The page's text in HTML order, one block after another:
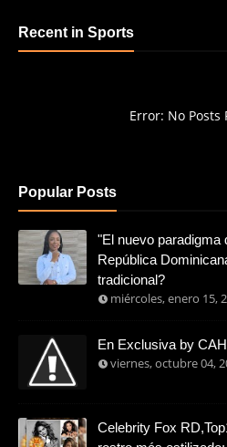
Recent in Sports
Error: No Posts
Popular Posts
"El nuevo paradigma
República
tradicional?
miércoles, enero 15,
En Exclusiva by
viernes, octubre 04,
Celebrity Fox